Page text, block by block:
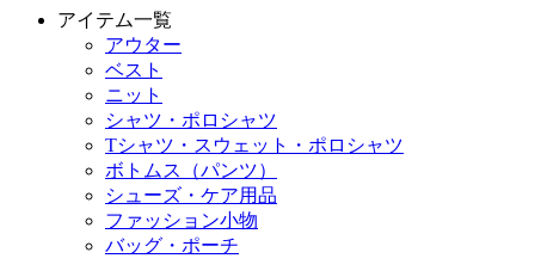
アイテム一覧
アウター
ベスト
ニット
シャツ・ポロシャツ
Tシャツ・スウェット・ポロシャツ
ボトムス（パンツ）
シューズ・ケア用品
ファッション小物
バッグ・ポーチ